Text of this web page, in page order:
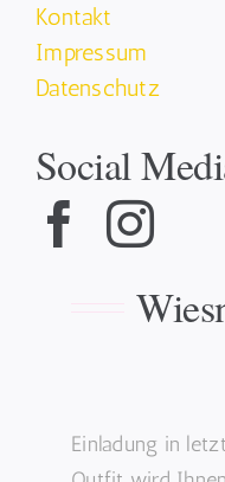
Kontakt
Impressum
Datenschutz
Social
Einladung in